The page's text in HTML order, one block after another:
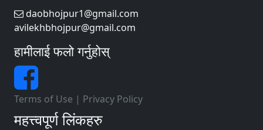
daobhojpur1@gmail.com
avilekhbhojpur@gmail.com
हामीलाई फलो गर्नुहोस्
Terms of Use | Privacy Policy
महत्त्वपूर्ण लिंकहरु